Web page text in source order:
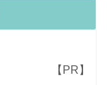
【PR】